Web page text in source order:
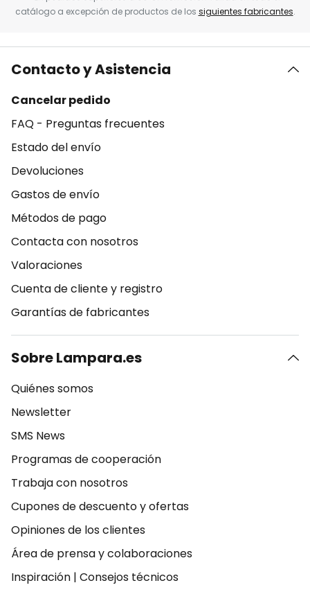
catálogo a excepción de productos de los siguientes fabricantes.
Contacto y Asistencia
Cancelar pedido
FAQ - Preguntas frecuentes
Estado del envío
Devoluciones
Gastos de envío
Métodos de pago
Contacta con nosotros
Valoraciones
Cuenta de cliente y registro
Garantías de fabricantes
Sobre Lampara.es
Quiénes somos
Newsletter
SMS News
Programas de cooperación
Trabaja con nosotros
Cupones de descuento y ofertas
Opiniones de los clientes
Área de prensa y colaboraciones
Inspiración | Consejos técnicos